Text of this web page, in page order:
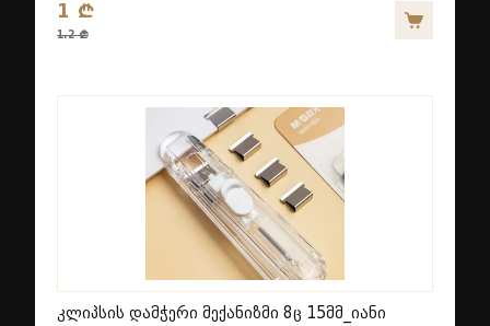
1 ₾
1.2 ₾
კლიპსის დამჭერი მექანიზმი 8ც 15მმ_იანი